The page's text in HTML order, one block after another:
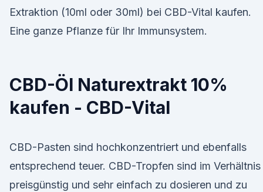
Extraktion (10ml oder 30ml) bei CBD-Vital kaufen.
Eine ganze Pflanze für Ihr Immunsystem.
CBD-Öl Naturextrakt 10%
kaufen - CBD-Vital
CBD-Pasten sind hochkonzentriert und ebenfalls
entsprechend teuer. CBD-Tropfen sind im Verhältnis
preisgünstig und sehr einfach zu dosieren und zu